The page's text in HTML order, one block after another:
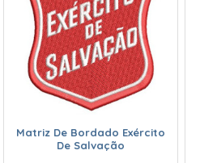
Matriz De Bordado Exército
De Salvação